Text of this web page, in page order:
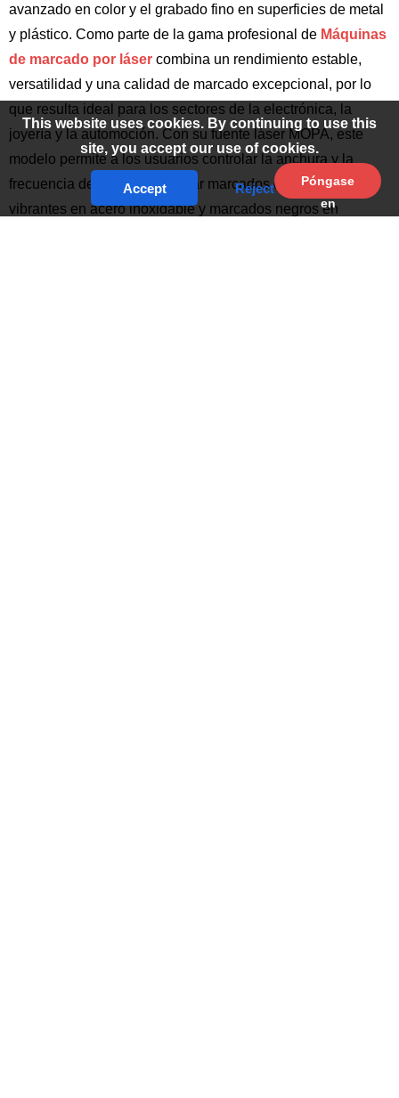
avanzado en color y el grabado fino en superficies de metal
y plástico. Como parte de la gama profesional de Máquinas
de marcado por láser combina un rendimiento estable,
versatilidad y una calidad de marcado excepcional, por lo
que resulta ideal para los sectores de la electrónica, la
joyería y la automoción. Con su fuente láser MOPA, este
modelo permite a los usuarios controlar la anchura y la
frecuencia del pulso para crear marcados de colores
vibrantes en acero inoxidable y marcados negros en
Póngase
en
This website uses cookies. By continuing to use this
site, you accept our use of cookies.
Accept Reject